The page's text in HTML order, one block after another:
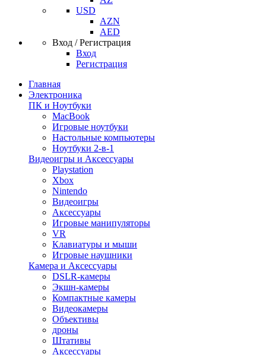
USD
AZN
AED
Вход / Регистрация
Вход
Регистрация
Главная
Электроника
ПК и Ноутбуки
MacBook
Игровые ноутбуки
Настольные компьютеры
Ноутбуки 2-в-1
Видеоигры и Аксессуары
Playstation
Xbox
Nintendo
Видеоигры
Аксессуары
Игровые манипуляторы
VR
Клавиатуры и мыши
Игровые наушники
Камера и Аксессуары
DSLR-камеры
Экшн-камеры
Компактные камеры
Видеокамеры
Объективы
дроны
Штативы
Аксессуары